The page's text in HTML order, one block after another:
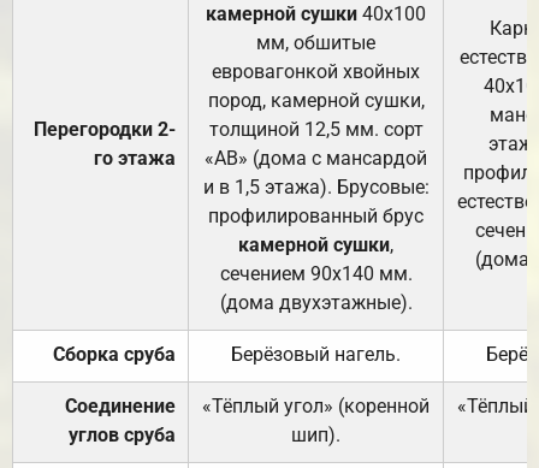
Перегородки 2-
го этажа
камерной сушки 40х100
мм, обшитые
евровагонкой хвойных
пород, камерной сушки,
толщиной 12,5 мм. сорт
«АВ» (дома с мансардой
и в 1,5 этажа). Брусовые:
профилированный брус
камерной сушки,
сечением 90х140 мм.
(дома двухэтажные).
(дома
Сборка сруба Берёзовый нагель.
Соединение
углов сруба
«Тёплый угол» (коренной
шип).
«Тёплый